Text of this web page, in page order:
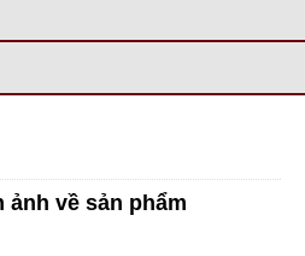
ảnh về sản phẩm